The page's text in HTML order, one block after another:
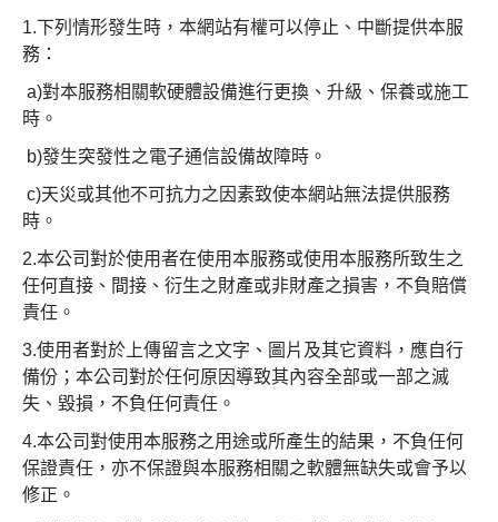
1.下列情形發生時，本網站有權可以停止、中斷提供本服
務：
a)對本服務相關軟硬體設備進行更換、升級、保養或施工
時。
b)發生突發性之電子通信設備故障時。
c)天災或其他不可抗力之因素致使本網站無法提供服務
時。
2.本公司對於使用者在使用本服務或使用本服務所致生之
任何直接、間接、衍生之財產或非財產之損害，不負賠償
責任。
3.使用者對於上傳留言之文字、圖片及其它資料，應自行
備份；本公司對於任何原因導致其內容全部或一部之滅
失、毀損，不負任何責任。
4.本公司對使用本服務之用途或所產生的結果，不負任何
保證責任，亦不保證與本服務相關之軟體無缺失或會予以
修正。